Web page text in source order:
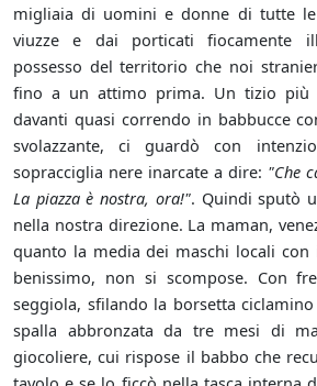
migliaia di uomini e donne di tutte
viuzze e dai porticati fiocamente
possesso del territorio che noi
fino a un attimo prima. Un tizio più
davanti quasi correndo in babbucce
svolazzante, ci guardò con
sopracciglia nere inarcate a dire: "Che
La piazza è nostra, ora!". Quindi sputò
nella nostra direzione. La maman,
quanto la media dei maschi locali
benissimo, non si scompose. Con
seggiola, sfilando la borsetta
spalla abbronzata da tre mesi di
giocoliere, cui rispose il babbo che